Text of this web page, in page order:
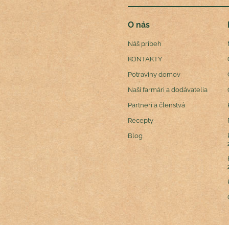
O nás
Náš príbeh
KONTAKTY
Potraviny domov
Naši farmári a dodávatelia
Partneri a členstvá
Recepty
Blog